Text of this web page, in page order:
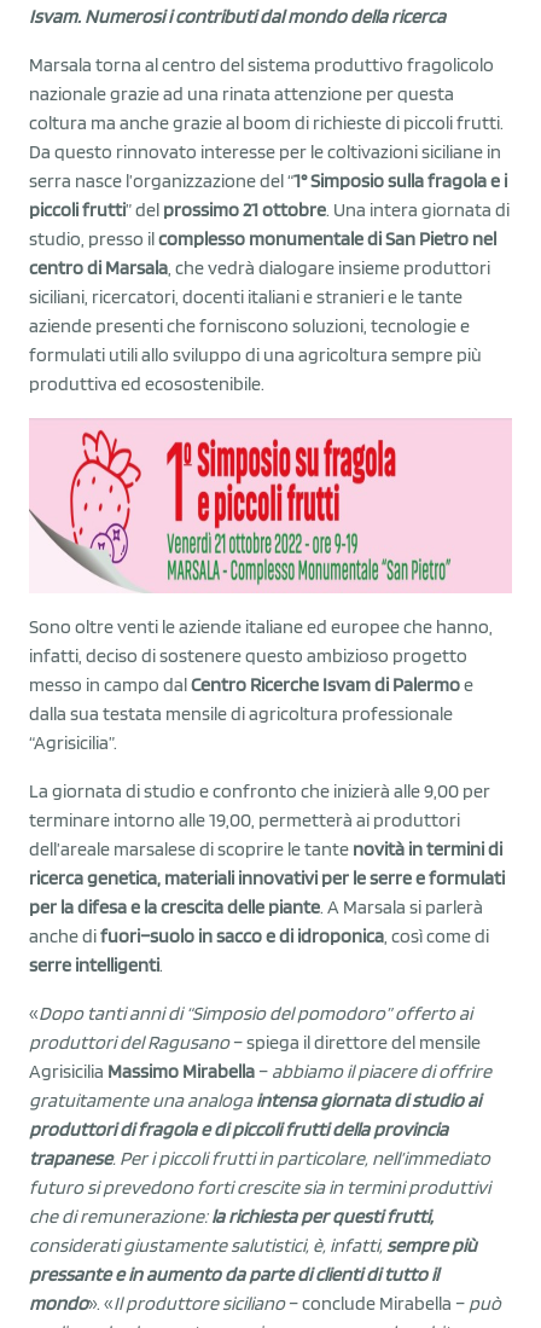
Isvam. Numerosi i contributi dal mondo della ricerca
Marsala torna al centro del sistema produttivo fragolicolo
nazionale grazie ad una rinata attenzione per questa
coltura ma anche grazie al boom di richieste di piccoli frutti.
Da questo rinnovato interesse per le coltivazioni siciliane in
serra nasce l’organizzazione del “1° Simposio sulla fragola e i
piccoli frutti” del prossimo 21 ottobre. Una intera giornata di
studio, presso ilcomplesso monumentale di San Pietro nel
centro di Marsala , che vedrà dialogare insieme produttori
siciliani, ricercatori, docenti italiani e stranieri e le tante
aziende presenti che forniscono soluzioni, tecnologie e
formulati utili allo sviluppo di una agricoltura sempre più
produttiva ed ecosostenibile.
Sono oltre venti le aziende italiane ed europee che hanno,
infatti, deciso di sostenere questo ambizioso progetto
messo in campo dalCentro Ricerche Isvamdi Palermoe
dalla sua testata mensile di agricoltura professionale
“Agrisicilia”.
La giornata di studio e confronto che inizierà alle 9,00 per
terminare intorno alle 19,00, permetterà ai produttori
dell’areale marsalese di scoprire le tante novità in termini di
ricerca genetica, materiali innovativi per le serre e formulati
per la difesa e la crescita delle piante. A Marsala si parlerà
anche difuori–suolo in sacco e di idroponica , così come di
serre intelligenti.
«Dopo tanti anni di“Simposio delpomodoro”offerto ai
produttori del Ragusano– spiega il direttore del mensile
Agrisicilia Massimo Mirabella – abbiamo il piacere di offrire
gratuitamenteuna analogaintensa giornata di studio ai
produttori di fragola edipiccoli frutti della provincia
trapanese. Per ipiccoli frutti in particolare, nell’immediato
futurosi prevedono forti crescite sia in termini produttivi
che di remunerazione:la richiesta per questi frutti,
considerati giustamente salutistici, è, infatti, sempre più
pressantee in aumentoda parte di clienti di tutto il
mondo». «Il produttore siciliano– conclude Mirabella – può